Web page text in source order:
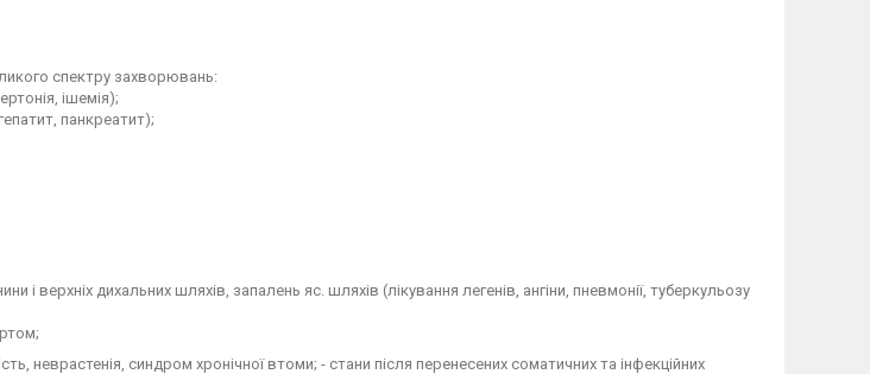
спектру захворювань:
ішемія);
панкреатит);
і верхніх дихальних шляхів, запалень яс. шляхів (лікування легенів, ангіни, пневмонії, туберкульозу
неврастенія, синдром хронічної втоми; - стани після перенесених соматичних та інфекційних